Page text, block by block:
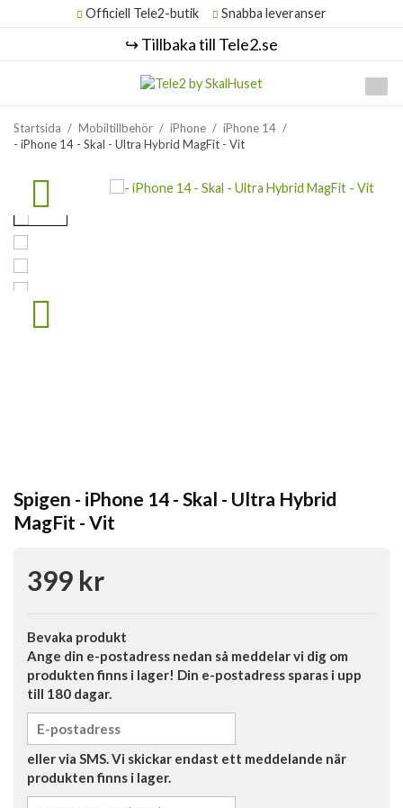
Officiell Tele2-butik Snabba leveranser
↪️ Tillbaka till Tele2.se
Startsida / Mobiltillbehör / iPhone / iPhone 14 /
- iPhone 14 - Skal - Ultra Hybrid MagFit - Vit
Spigen - iPhone 14 - Skal - Ultra Hybrid
MagFit - Vit
399 kr
Bevaka produkt
Ange din e-postadress nedan så meddelar vi dig om
produkten finns i lager! Din e-postadress sparas i upp
till 180 dagar.
eller via SMS. Vi skickar endast ett meddelande när
produkten finns i lager.